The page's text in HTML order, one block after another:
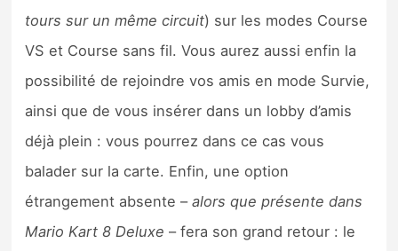
tours sur un même circuit) sur les modes Course
VS et Course sans fil. Vous aurez aussi enfin la
possibilité de rejoindre vos amis en mode Survie,
ainsi que de vous insérer dans un lobby d’amis
déjà plein : vous pourrez dans ce cas vous
balader sur la carte. Enfin, une option
étrangement absente –alors que présente dans
Mario Kart 8 Deluxe – fera son grand retour : le